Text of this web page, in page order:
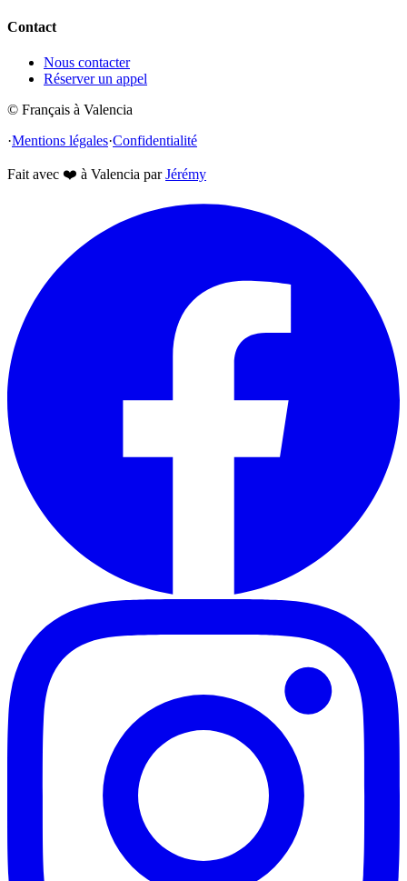
Contact
Nous contacter
Réserver un appel
© Français à Valencia
·Mentions légales·Confidentialité
Fait avec ❤️ à Valencia par Jérémy